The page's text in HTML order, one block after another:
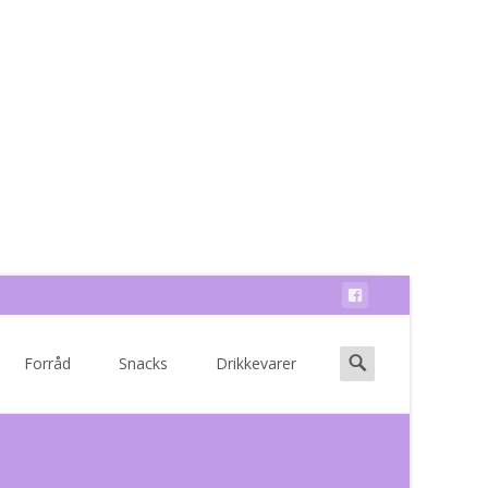
Forråd Snacks Drikkevarer
Search
for: